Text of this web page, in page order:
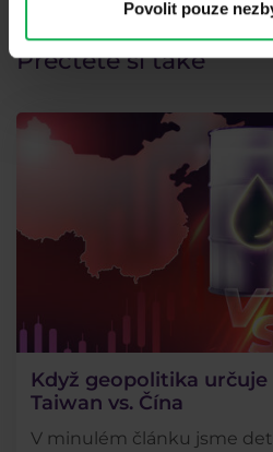
Povolit pouze
příběhem a realitou.
Přečtěte si také
Když geopolitika určuje
Taiwan vs. Čína
V minulém článku jsme